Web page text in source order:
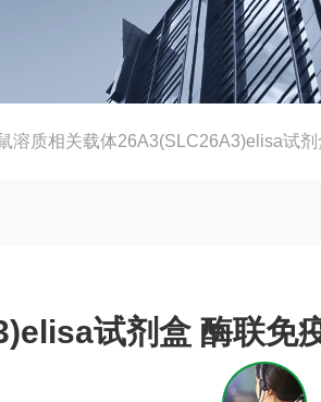
溶质相关载体26A3(SLC26A3)elisa试
试剂盒 酶联免